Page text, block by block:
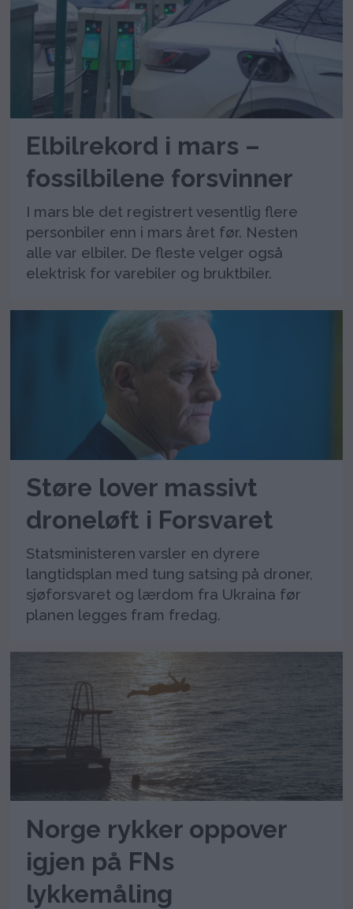
Elbilrekord i mars –
fossilbilene forsvinner
I mars ble det registrert vesentlig flere
personbiler enn i mars året før. Nesten
alle var elbiler. De fleste velger også
elektrisk for varebiler og bruktbiler.
Støre lover massivt
droneløft i Forsvaret
Statsministeren varsler en dyrere
langtidsplan med tung satsing på droner,
sjøforsvaret og lærdom fra Ukraina før
planen legges fram fredag.
Norge rykker oppover
igjen på FNs
lykkemåling